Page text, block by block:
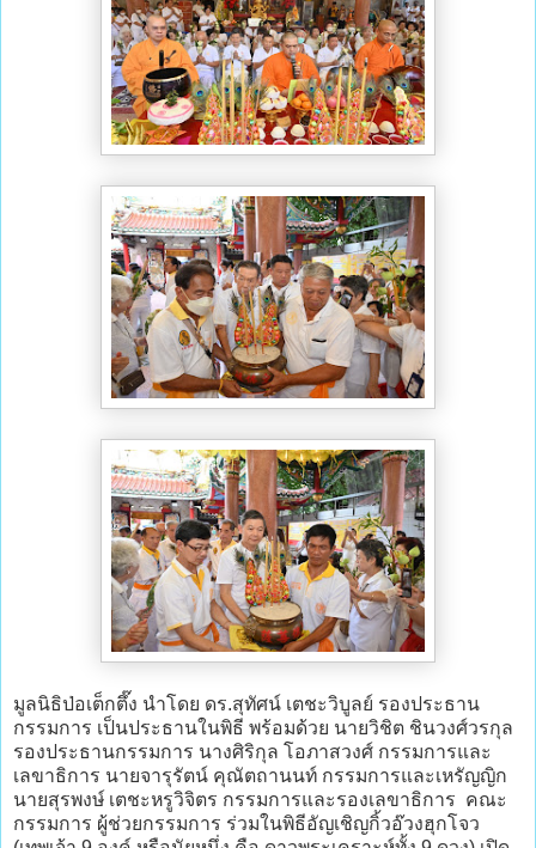
มูลนิธิป่อเต็กตึ๊ง นำโดย ดร.สุทัศน์ เตชะวิบูลย์ รองประธาน
กรรมการ เป็นประธานในพิธี พร้อมด้วย นายวิชิต ชินวงศ์วรกุล
รองประธานกรรมการ นางศิริกุล โอภาสวงศ์ กรรมการและ
เลขาธิการ นายจารุรัตน์ คุณัตถานนท์ กรรมการและเหรัญญิก
นายสุรพงษ์ เตชะหรูวิจิตร กรรมการและรองเลขาธิการ คณะ
กรรมการ ผู้ช่วยกรรมการ ร่วมในพิธีอัญเชิญกิ้วอ๊วงฮุกโจว